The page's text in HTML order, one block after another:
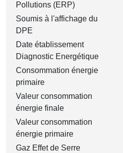
Pollutions (ERP)
Soumis à l'affichage du
DPE
Date établissement
Diagnostic Energétique
Consommation énergie
primaire
Valeur consommation
énergie finale
Valeur consommation
énergie primaire
Gaz Effet de Serre